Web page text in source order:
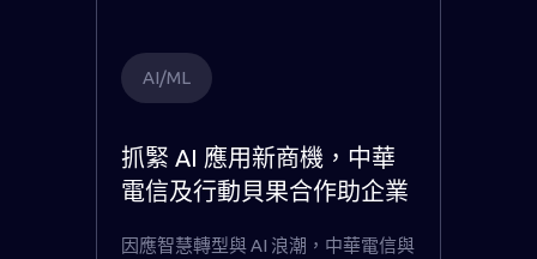
AI/ML
抓緊 AI 應用新商機，中華
電信及行動貝果合作助企業
因應智慧轉型與 AI 浪潮，中華電信與